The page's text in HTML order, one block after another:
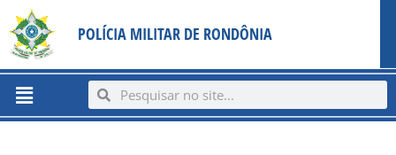
content
para
conteúdo
POLÍCIA MILITAR DE RONDÔNIA
Menu SearchSearch